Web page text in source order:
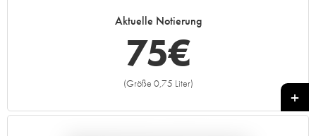
Aktuelle Notierung
75€
(Größe 0,75 Liter)
+